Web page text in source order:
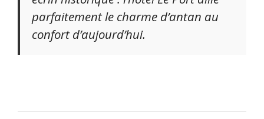
parfaitement le charme d’antan au
confort d’aujourd’hui.